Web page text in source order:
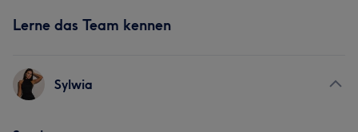
Lerne das Team kennen
Sylwia